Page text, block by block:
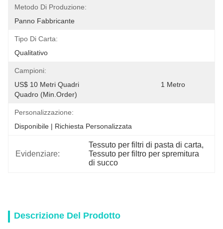
Metodo Di Produzione:
Panno Fabbricante
Tipo Di Carta:
Qualitativo
Campioni:
US$ 10 Metri Quadri                                         1 Metro
Quadro (Min.Order)
Personalizzazione:
Disponibile | Richiesta Personalizzata
Evidenziare:
Tessuto per filtri di pasta di carta,
Tessuto per filtro per spremitura
di succo
Descrizione Del Prodotto